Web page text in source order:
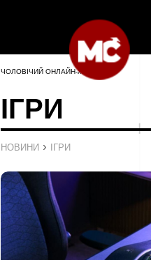
ЧОЛОВІЧИЙ ОНЛАЙН-ЖУРНАЛ
ІГРИ
НОВИНИ › ІГРИ